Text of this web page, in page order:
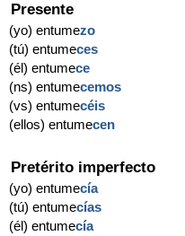
Presente
(yo) entumezo
(tú) entumeces
(él) entumece
(ns) entumecemos
(vs) entumecéis
(ellos) entumecen
Pretérito imperfecto
(yo) entumecía
(tú) entumecías
(él) entumecía